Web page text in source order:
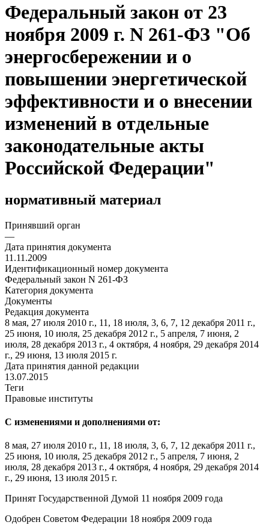
Федеральный закон от 23
ноября 2009 г. N 261-ФЗ "Об
энергосбережении и о
повышении энергетической
эффективности и о внесении
изменений в отдельные
законодательные акты
Российской Федерации"
нормативный материал
Принявший орган
—
Дата принятия документа
11.11.2009
Идентификационный номер документа
Федеральный закон N 261-ФЗ
Категория документа
Документы
Редакция документа
8 мая, 27 июля 2010 г., 11, 18 июля, 3, 6, 7, 12 декабря 2011 г.,
25 июня, 10 июля, 25 декабря 2012 г., 5 апреля, 7 июня, 2
июля, 28 декабря 2013 г., 4 октября, 4 ноября, 29 декабря 2014
г., 29 июня, 13 июля 2015 г.
Дата принятия данной редакции
13.07.2015
Теги
Правовые институты
С изменениями и дополнениями от:
8 мая, 27 июля 2010 г., 11, 18 июля, 3, 6, 7, 12 декабря 2011 г.,
25 июня, 10 июля, 25 декабря 2012 г., 5 апреля, 7 июня, 2
июля, 28 декабря 2013 г., 4 октября, 4 ноября, 29 декабря 2014
г., 29 июня, 13 июля 2015 г.
Принят Государственной Думой 11 ноября 2009 года
Одобрен Советом Федерации 18 ноября 2009 года